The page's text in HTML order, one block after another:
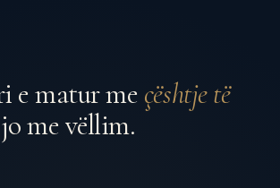
e matur me çështje të
me vëllim.